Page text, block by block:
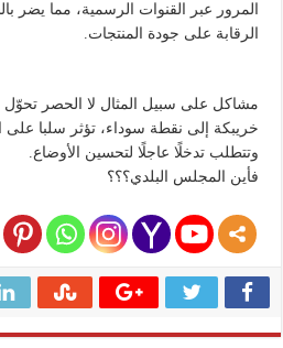
المرور عبر القنوات الرسمية، مما يضر
الرقابة على جودة المنتجات.
​مشاكل على سبيل المثال لا الحصر
خريبكة إلى نقطة سوداء، تؤثر سلبا على
وتتطلب تدخلًا عاجلًا لتحسين الأوضاع.
فأين المجلس البلدي؟؟؟